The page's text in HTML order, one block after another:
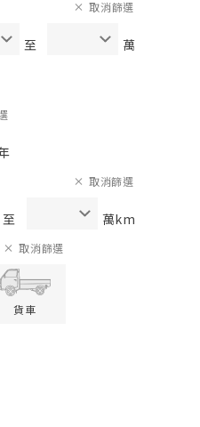
至 萬
取消篩選
至 萬km
取消篩選
貨車
取消篩選